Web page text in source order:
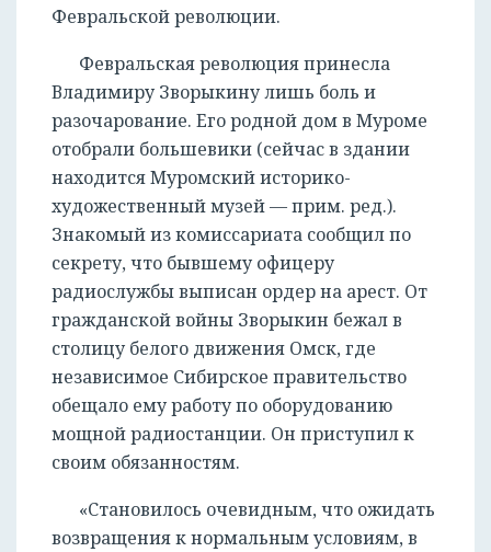
Февральской революции.
Февральская революция принесла
Владимиру Зворыкину лишь боль и
разочарование. Его родной дом в Муроме
отобрали большевики (сейчас в здании
находится Муромский историко-
художественный музей — прим. ред.).
Знакомый из комиссариата сообщил по
секрету, что бывшему офицеру
радиослужбы выписан ордер на арест. От
гражданской войны Зворыкин бежал в
столицу белого движения Омск, где
независимое Сибирское правительство
обещало ему работу по оборудованию
мощной радиостанции. Он приступил к
своим обязанностям.
«Становилось очевидным, что ожидать
возвращения к нормальным условиям, в